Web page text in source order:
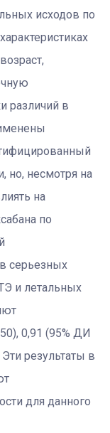
исходов по
различий в
но, несмотря на
на
по
серьезных
и летальных
0,91 (95% ДИ
результаты в
для данного